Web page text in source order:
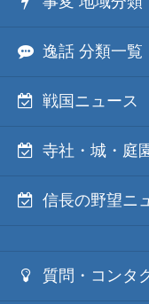
逸話 分類一覧
戦国ニュース
寺社・城・庭
信長の野望ニ
質問・コンタ